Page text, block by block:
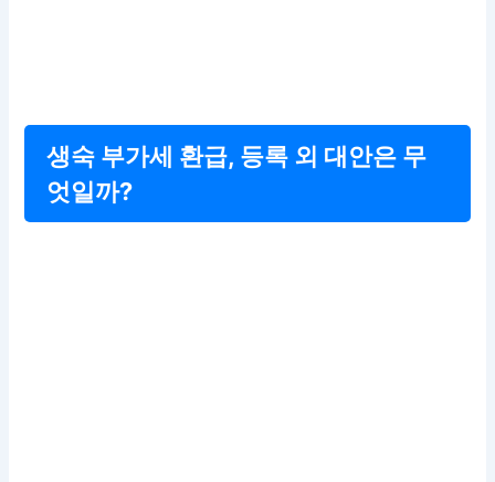
생숙 부가세 환급, 등록 외 대안은 무
엇일까?